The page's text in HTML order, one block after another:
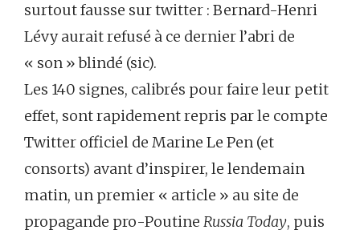
surtout fausse sur twitter : Bernard-Henri
Lévy aurait refusé à ce dernier l’abri de
« son » blindé (sic).
Les 140 signes, calibrés pour faire leur petit
effet, sont rapidement repris par le compte
Twitter officiel de Marine Le Pen (et
consorts) avant d’inspirer, le lendemain
matin, un premier « article » au site de
propagande pro-Poutine Russia Today, puis